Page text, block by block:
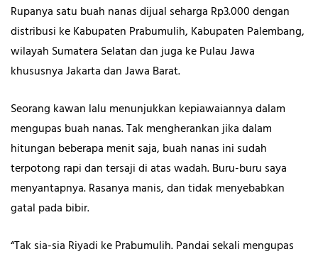
Rupanya satu buah nanas dijual seharga Rp3.000 dengan
distribusi ke Kabupaten Prabumulih, Kabupaten Palembang,
wilayah Sumatera Selatan dan juga ke Pulau Jawa
khususnya Jakarta dan Jawa Barat.
Seorang kawan lalu menunjukkan kepiawaiannya dalam
mengupas buah nanas. Tak mengherankan jika dalam
hitungan beberapa menit saja, buah nanas ini sudah
terpotong rapi dan tersaji di atas wadah. Buru-buru saya
menyantapnya. Rasanya manis, dan tidak menyebabkan
gatal pada bibir.
“Tak sia-sia Riyadi ke Prabumulih. Pandai sekali mengupas